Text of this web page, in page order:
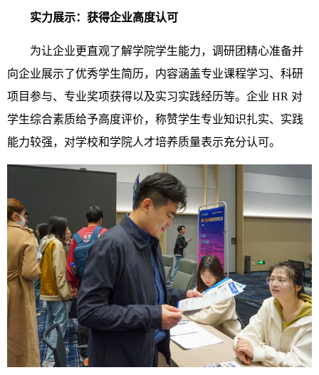
实力展示：获得企业高度认可
为让企业更直观了解学院学生能力，调研团精心准备并
向企业展示了优秀学生简历，内容涵盖专业课程学习、科研
项目参与、专业奖项获得以及实习实践经历等。企业 HR 对
学生综合素质给予高度评价，称赞学生专业知识扎实、实践
能力较强，对学校和学院人才培养质量表示充分认可。